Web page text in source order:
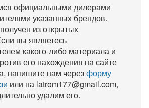
официальными дилерами
указанных брендов.
из открытых
вы являетесь
какого-либо материала и
его нахождения на сайте
напишите нам черезформу
или на latrom177@gmail.com,
удалим его.